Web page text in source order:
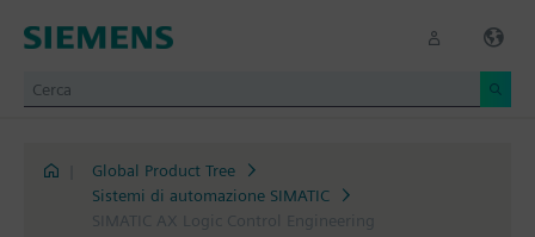
Global Product Tree
Sistemi di automazione SIMATIC
SIMATIC AX Logic Control Engineering